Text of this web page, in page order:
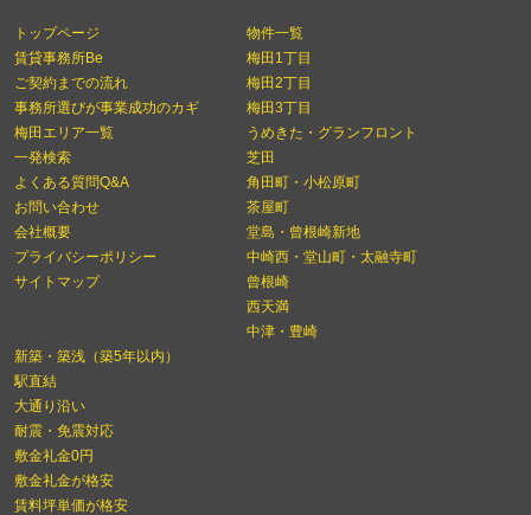
トップページ
賃貸事務所Be
ご契約までの流れ
事務所選びが事業成功のカギ
梅田エリア一覧
一発検索
よくある質問Q&A
お問い合わせ
会社概要
プライバシーポリシー
サイトマップ
物件一覧
梅田1丁目
梅田2丁目
梅田3丁目
うめきた・グランフロント
芝田
角田町・小松原町
茶屋町
堂島・曾根崎新地
中崎西・堂山町・太融寺町
曾根崎
西天満
中津・豊崎
新築・築浅（築5年以内）
駅直結
大通り沿い
耐震・免震対応
敷金礼金0円
敷金礼金が格安
賃料坪単価が格安